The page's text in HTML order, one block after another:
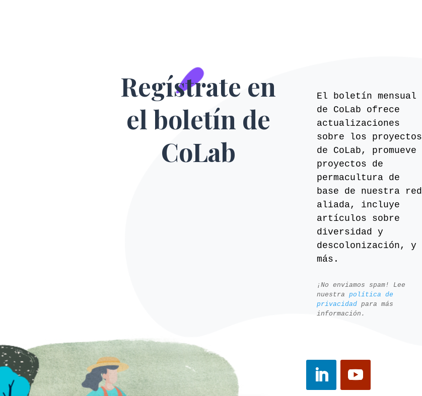
Regístrate en
el boletín de
CoLab
El boletín mensual
de CoLab ofrece
actualizaciones
sobre los proyectos
de CoLab, promueve
proyectos de
permacultura de
base de nuestra red
aliada, incluye
artículos sobre
diversidad y
descolonización, y
más.
¡No enviamos spam! Lee
nuestra política de
privacidadpara más
información.